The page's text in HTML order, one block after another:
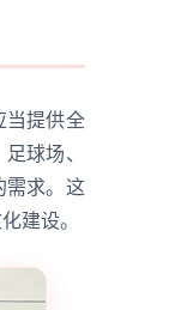
当提供全
球场、
需求。这
建设。